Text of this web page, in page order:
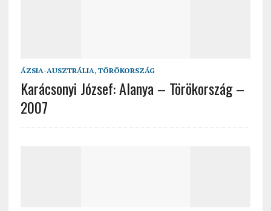
ÁZSIA-AUSZTRÁLIA, TÖRÖKORSZÁG
Karácsonyi József: Alanya – Törökország –
2007